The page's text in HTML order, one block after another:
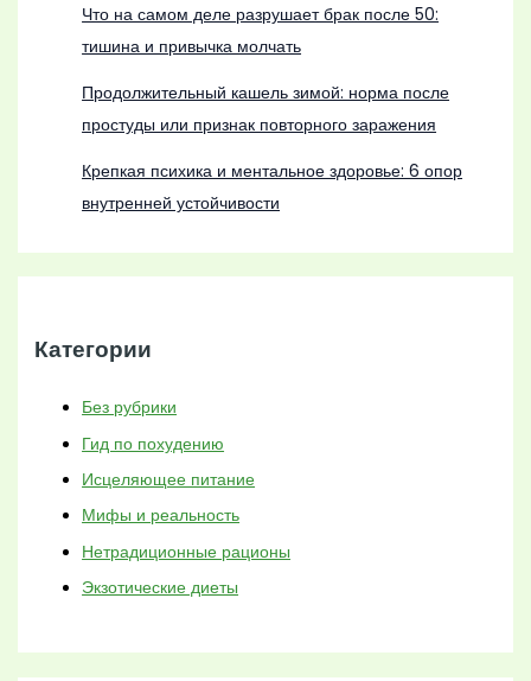
Что на самом деле разрушает брак после 50:
тишина и привычка молчать
Продолжительный кашель зимой: норма после
простуды или признак повторного заражения
Крепкая психика и ментальное здоровье: 6 опор
внутренней устойчивости
Категории
Без рубрики
Гид по похудению
Исцеляющее питание
Мифы и реальность
Нетрадиционные рационы
Экзотические диеты